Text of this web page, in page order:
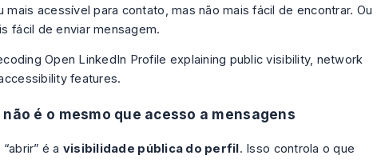
acessível para contato, mas não mais fácil de encontrar. Ou
fácil de enviar mensagem.
é o mesmo que acesso a mensagens
é a visibilidade pública do perfil. Isso controla o que